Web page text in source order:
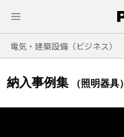
電気・建築設備（ビジネス）
納入事例集 （照明器具）